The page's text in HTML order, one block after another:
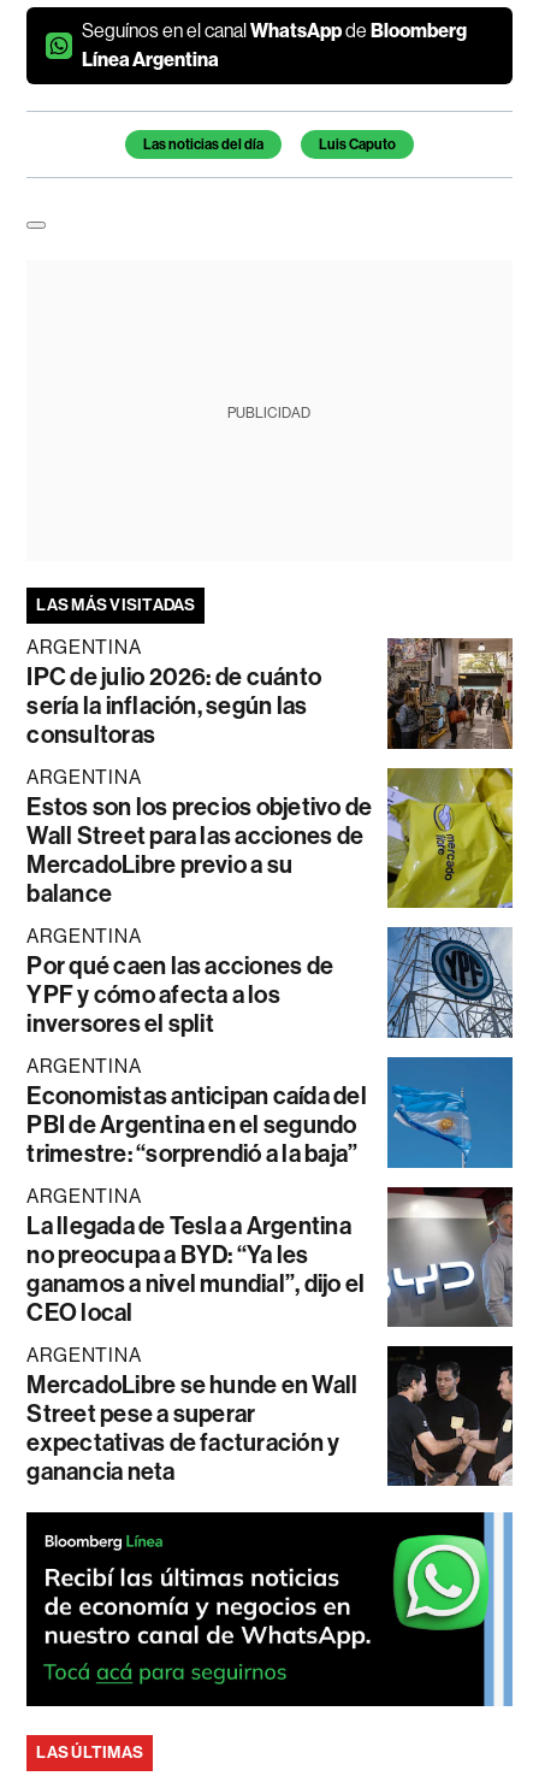
Seguínos en el canalWhatsAppdeBloomberg
Línea Argentina
Temas de este artículo
Las noticias del día Luis Caputo
PUBLICIDAD
LAS MÁS VISITADAS
ARGENTINA
IPC de julio 2026: de cuánto
sería la inflación, según las
consultoras
ARGENTINA
Estos son los precios objetivo de
Wall Street para las acciones de
MercadoLibre previo a su
balance
ARGENTINA
Por qué caen las acciones de
YPF y cómo afecta a los
inversores el split
ARGENTINA
Economistas anticipan caída del
PBI de Argentina en el segundo
trimestre: “sorprendió a la baja”
ARGENTINA
La llegada de Tesla a Argentina
no preocupa a BYD: “Ya les
ganamos a nivel mundial”, dijo el
CEO local
ARGENTINA
MercadoLibre se hunde en Wall
Street pese a superar
expectativas de facturación y
ganancia neta
LAS ÚLTIMAS